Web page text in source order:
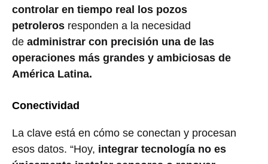
controlar en tiempo real los pozos
petroleros responden a la necesidad
de administrar con precisión una de las
operaciones más grandes y ambiciosas de
América Latina.
Conectividad
La clave está en cómo se conectan y procesan
esos datos. “Hoy, integrar tecnología no es